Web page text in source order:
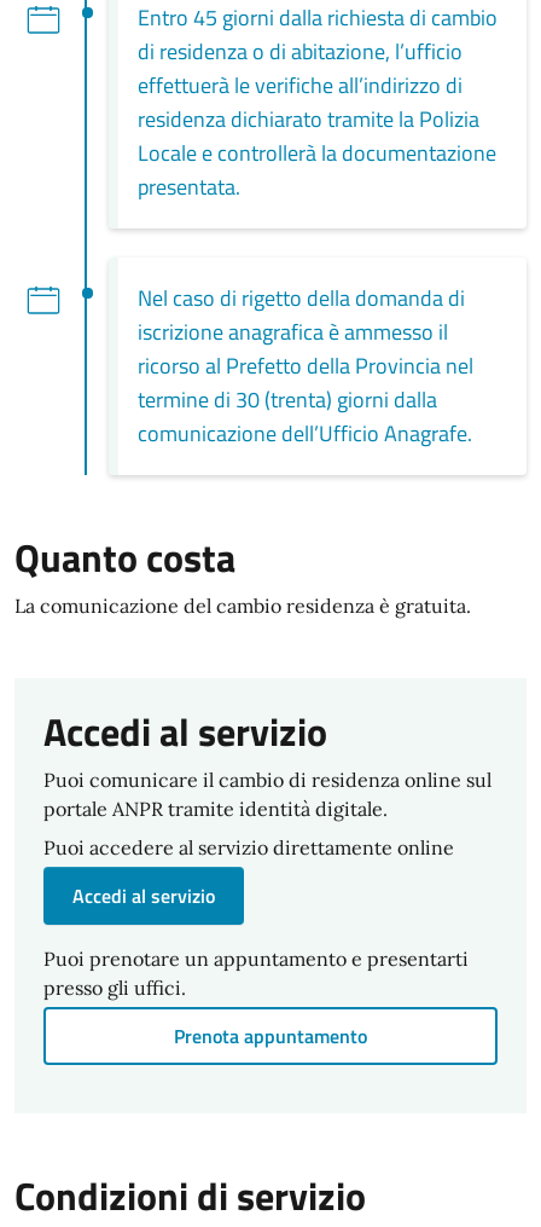
Entro 45 giorni dalla richiesta di cambio
di residenza o di abitazione, l’ufficio
effettuerà le verifiche all’indirizzo di
residenza dichiarato tramite la Polizia
Locale e controllerà la documentazione
presentata.
Nel caso di rigetto della domanda di
iscrizione anagrafica è ammesso il
ricorso al Prefetto della Provincia nel
termine di 30 (trenta) giorni dalla
comunicazione dell’Ufficio Anagrafe.
Quanto costa
La comunicazione del cambio residenza è gratuita.
Accedi al servizio
Puoi comunicare il cambio di residenza online sul
portale ANPR tramite identità digitale.
Puoi accedere al servizio direttamente online
Accedi al servizio
Puoi prenotare un appuntamento e presentarti
presso gli uffici.
Prenota appuntamento
Condizioni di servizio